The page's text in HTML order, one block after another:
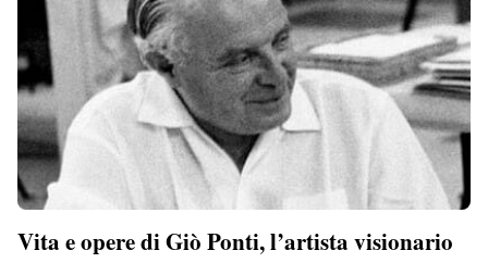
Vita e opere di Giò Ponti, l’artista visionario